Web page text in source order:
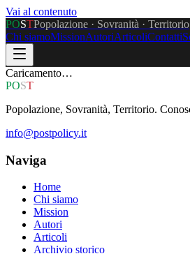
Vai al contenuto
POSTPopolazione · Sovranità · Territorio
Chi siamoMissionAutoriArticoliContatti
Caricamento…
POST
Popolazione, Sovranità, Territorio.
info@postpolicy.it
Naviga
Home
Chi siamo
Mission
Autori
Articoli
Archivio storico